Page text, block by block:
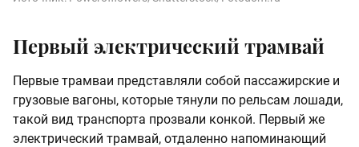
Первый электрический трамвай
Первые трамваи представляли собой пассажирские и
грузовые вагоны, которые тянули по рельсам лошади,
такой вид транспорта прозвали конкой. Первый же
электрический трамвай, отдаленно напоминающий